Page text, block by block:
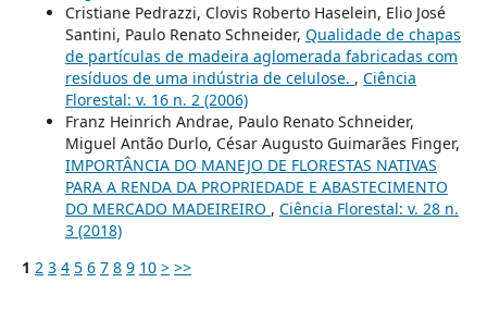
Cristiane Pedrazzi, Clovis Roberto Haselein, Elio José
Santini, Paulo Renato Schneider, Qualidade de chapas
de partículas de madeira aglomerada fabricadas com
resíduos de uma indústria de celulose. , Ciência
Florestal: v. 16 n. 2 (2006)
Franz Heinrich Andrae, Paulo Renato Schneider,
Miguel Antão Durlo, César Augusto Guimarães Finger,
IMPORTÂNCIA DO MANEJO DE FLORESTAS NATIVAS
PARA A RENDA DA PROPRIEDADE E ABASTECIMENTO
DO MERCADO MADEIREIRO , Ciência Florestal: v. 28 n.
3 (2018)
1 2 3 4 5 6 7 8 9 10 > >>